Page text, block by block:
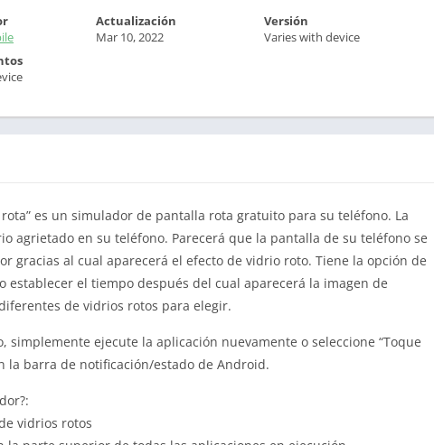
Actualización
Mar 10, 2022
Versión
Varies with device
es un simulador de pantalla rota gratuito para su teléfono. La
agrietado en su teléfono. Parecerá que la pantalla de su teléfono se
gracias al cual aparecerá el efecto de vidrio roto. Tiene la opción de
establecer el tiempo después del cual aparecerá la imagen de
de vidrios rotos para elegir.
simplemente ejecute la aplicación nuevamente o seleccione “Toque
la barra de notificación/estado de Android.
vidrios rotos